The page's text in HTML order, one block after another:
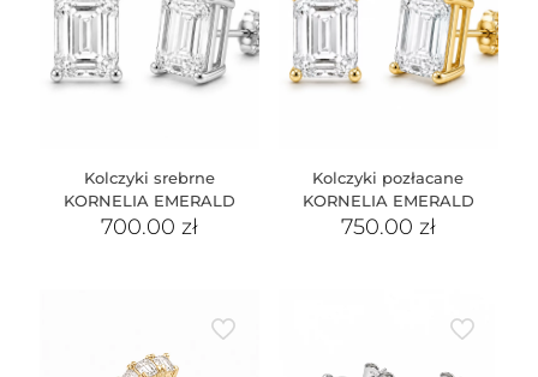
Kolczyki srebrne
KORNELIA EMERALD
700.00zł
Kolczyki pozłacane
KORNELIA EMERALD
750.00 zł